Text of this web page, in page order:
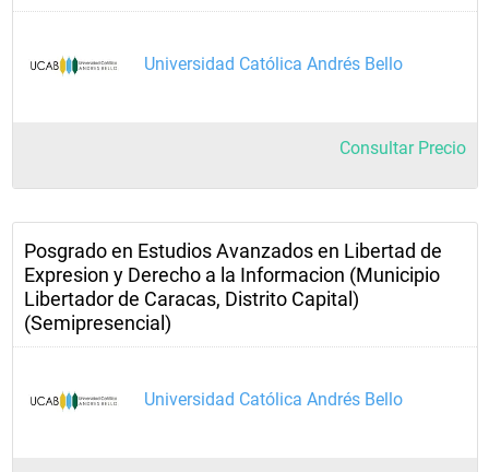
Universidad Católica Andrés Bello
Consultar Precio
Posgrado en Estudios Avanzados en Libertad de
Expresion y Derecho a la Informacion (Municipio
Libertador de Caracas, Distrito Capital)
(Semipresencial)
Universidad Católica Andrés Bello